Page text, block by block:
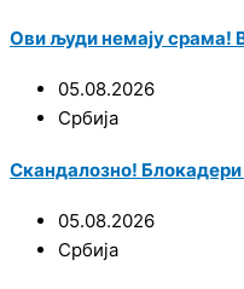
Ови људи немају срама!
05.08.2026
Србија
Скандалозно!
05.08.2026
Србија